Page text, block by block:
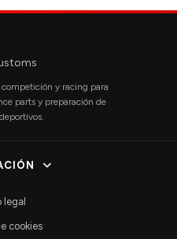
y racing para
parts y preparación de
legal
cookies